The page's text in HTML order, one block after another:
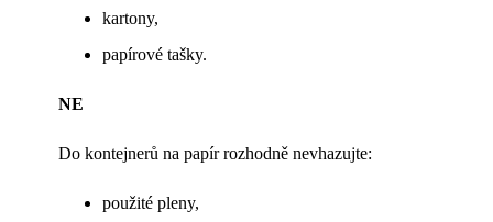
kartony,
papírové tašky.
NE
Do kontejnerů na papír rozhodně nevhazujte:
použité pleny,